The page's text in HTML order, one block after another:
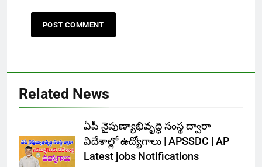
Related News
ఏపీ నైపుణ్యాభివృద్ధి సంస్థ ద్వారా
విదేశాల్లో ఉద్యోగాలు | APSSDC | AP
Latest jobs Notifications